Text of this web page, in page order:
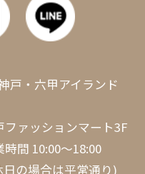
戸・六甲アイランド
ァッションマート3F
間 10:00～18:00
の場合は平常通り)